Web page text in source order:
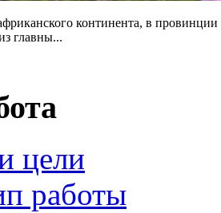
континента, в
главны...
цели
работы